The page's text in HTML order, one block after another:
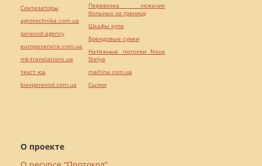
О проекте
Синтезаторы
agrotechnika.com.ua
perevod.agency
europeservice.com.ua
mk-translations.ua
текст юа
kievperevod.com.ua
Перевозка лежачих
больных за границу
Шкафы купе
Брендовые сумки
Натяжные потолки Nova
Stelya
maltina.com.ua
Cылки